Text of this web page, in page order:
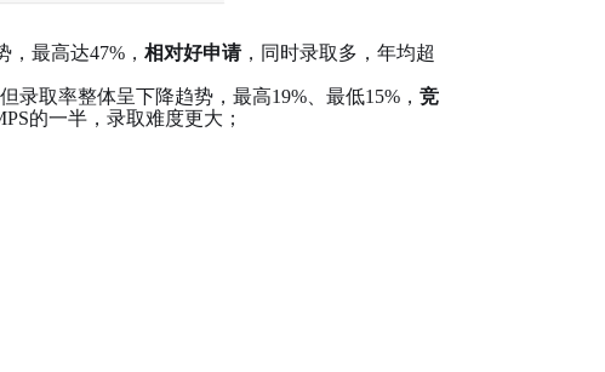
最高达47%， 相对好申请，同时录取多，年均超
录取率整体呈下降趋势，最高19%、最低15%， 竞
的一半，录取难度更大；